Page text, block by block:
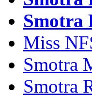
Smotra
Miss
Smotra
Smotra